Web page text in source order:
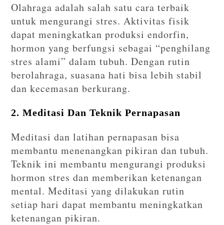
Olahraga adalah salah satu cara terbaik
untuk mengurangi stres. Aktivitas fisik
dapat meningkatkan produksi endorfin,
hormon yang berfungsi sebagai “penghilang
stres alami” dalam tubuh. Dengan rutin
berolahraga, suasana hati bisa lebih stabil
dan kecemasan berkurang.
2. Meditasi Dan Teknik Pernapasan
Meditasi dan latihan pernapasan bisa
membantu menenangkan pikiran dan tubuh.
Teknik ini membantu mengurangi produksi
hormon stres dan memberikan ketenangan
mental. Meditasi yang dilakukan rutin
setiap hari dapat membantu meningkatkan
ketenangan pikiran.